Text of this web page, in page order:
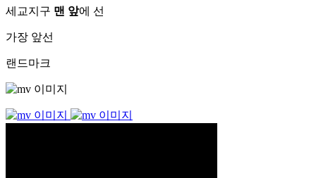
세교지구 맨 앞에 선
가장 앞선
랜드마크